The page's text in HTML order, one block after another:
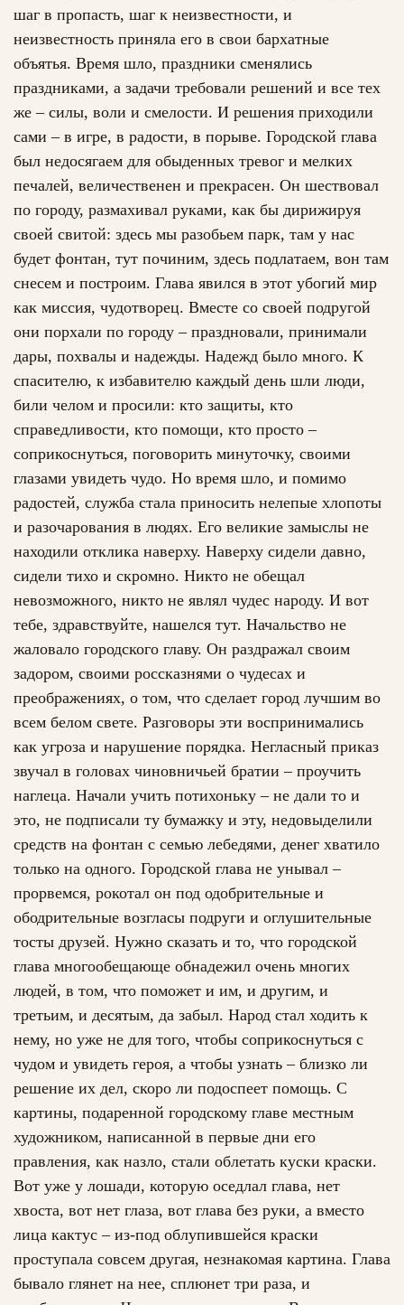
шаг в пропасть, шаг к неизвестности, и
неизвестность приняла его в свои бархатные
объятья. Время шло, праздники сменялись
праздниками, а задачи требовали решений и все тех
же – силы, воли и смелости. И решения приходили
сами – в игре, в радости, в порыве. Городской глава
был недосягаем для обыденных тревог и мелких
печалей, величественен и прекрасен. Он шествовал
по городу, размахивал руками, как бы дирижируя
своей свитой: здесь мы разобьем парк, там у нас
будет фонтан, тут починим, здесь подлатаем, вон там
снесем и построим. Глава явился в этот убогий мир
как миссия, чудотворец. Вместе со своей подругой
они порхали по городу – праздновали, принимали
дары, похвалы и надежды. Надежд было много. К
спасителю, к избавителю каждый день шли люди,
били челом и просили: кто защиты, кто
справедливости, кто помощи, кто просто –
соприкоснуться, поговорить минуточку, своими
глазами увидеть чудо. Но время шло, и помимо
радостей, служба стала приносить нелепые хлопоты
и разочарования в людях. Его великие замыслы не
находили отклика наверху. Наверху сидели давно,
сидели тихо и скромно. Никто не обещал
невозможного, никто не являл чудес народу. И вот
тебе, здравствуйте, нашелся тут. Начальство не
жаловало городского главу. Он раздражал своим
задором, своими россказнями о чудесах и
преображениях, о том, что сделает город лучшим во
всем белом свете. Разговоры эти воспринимались
как угроза и нарушение порядка. Негласный приказ
звучал в головах чиновничьей братии – проучить
наглеца. Начали учить потихоньку – не дали то и
это, не подписали ту бумажку и эту, недовыделили
средств на фонтан с семью лебедями, денег хватило
только на одного. Городской глава не унывал –
прорвемся, рокотал он под одобрительные и
ободрительные возгласы подруги и оглушительные
тосты друзей. Нужно сказать и то, что городской
глава многообещающе обнадежил очень многих
людей, в том, что поможет и им, и другим, и
третьим, и десятым, да забыл. Народ стал ходить к
нему, но уже не для того, чтобы соприкоснуться с
чудом и увидеть героя, а чтобы узнать – близко ли
решение их дел, скоро ли подоспеет помощь. С
картины, подаренной городскому главе местным
художником, написанной в первые дни его
правления, как назло, стали облетать куски краски.
Вот уже у лошади, которую оседлал глава, нет
хвоста, вот нет глаза, вот глава без руки, а вместо
лица кактус – из-под облупившейся краски
проступала совсем другая, незнакомая картина. Глава
бывало глянет на нее, сплюнет три раза, и